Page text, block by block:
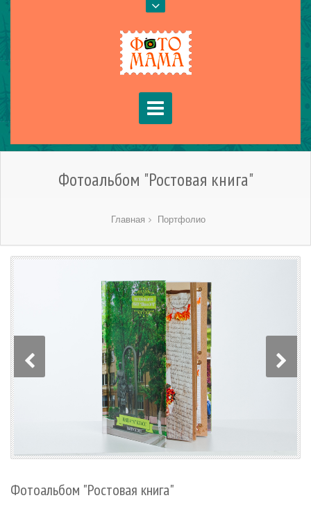
Фотоальбом "Ростовая книга"
Главная Портфолио
Фотоальбом "Ростовая книга"